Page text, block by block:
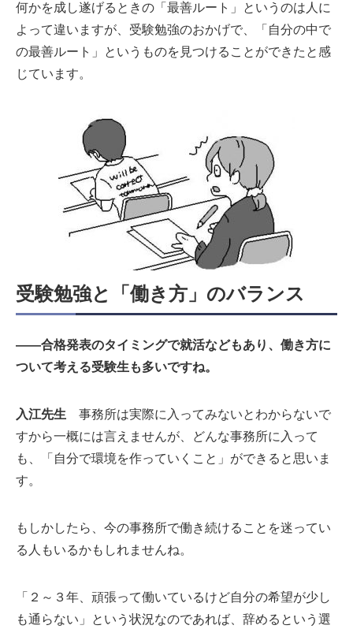
何かを成し遂げるときの「最善ルート」というのは人に
よって違いますが、受験勉強のおかげで、「自分の中で
の最善ルート」というものを見つけることができたと感
じています。
受験勉強と「働き方」のバランス
――合格発表のタイミングで就活などもあり、働き方に
ついて考える受験生も多いですね。
入江先生 事務所は実際に入ってみないとわからないで
すから一概には言えませんが、どんな事務所に入って
も、「自分で環境を作っていくこと」ができると思いま
す。
もしかしたら、今の事務所で働き続けることを迷ってい
る人もいるかもしれませんね。
「２～３年、頑張って働いているけど自分の希望が少し
も通らない」という状況なのであれば、辞めるという選